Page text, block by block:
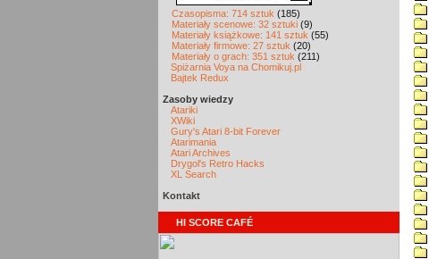
Czasopisma: 714 sztuk (185)
Materiały scenowe: 32 sztuki (9)
Materiały książkowe: 141 sztuk (55)
Materiały firmowe: 27 sztuk (20)
Materiały o grach: 351 sztuk (211)
Spiżarnia Voya na Chomikuj.pl
Bajtek Redux
Zasoby wiedzy
Atariki
XWiki
Gury's Atari 8-bit Forever
Atarimania
Atari Archives
Drygol's Retro Hacks
XL Search
Kontakt
HI SCORE CAFÉ